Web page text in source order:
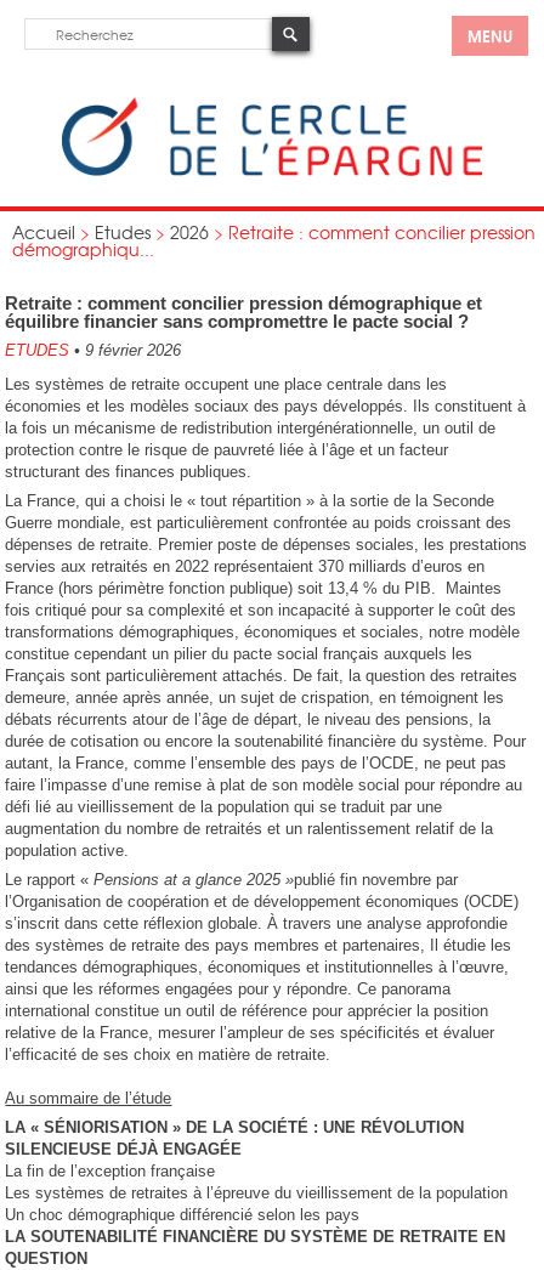
MENU
Accueil > Etudes > 2026 > Retraite : comment concilier pression
démographiqu...
Retraite : comment concilier pression démographique et
équilibre financier sans compromettre le pacte social ?
ETUDES • 9 février 2026
Les systèmes de retraite occupent une place centrale dans les
économies et les modèles sociaux des pays développés. Ils constituent à
la fois un mécanisme de redistribution intergénérationnelle, un outil de
protection contre le risque de pauvreté liée à l’âge et un facteur
structurant des finances publiques.
La France, qui a choisi le « tout répartition » à la sortie de la Seconde
Guerre mondiale, est particulièrement confrontée au poids croissant des
dépenses de retraite. Premier poste de dépenses sociales, les prestations
servies aux retraités en 2022 représentaient 370 milliards d’euros en
France (hors périmètre fonction publique) soit 13,4 % du PIB. Maintes
fois critiqué pour sa complexité et son incapacité à supporter le coût des
transformations démographiques, économiques et sociales, notre modèle
constitue cependant un pilier du pacte social français auxquels les
Français sont particulièrement attachés. De fait, la question des retraites
demeure, année après année, un sujet de crispation, en témoignent les
débats récurrents atour de l’âge de départ, le niveau des pensions, la
durée de cotisation ou encore la soutenabilité financière du système. Pour
autant, la France, comme l’ensemble des pays de l’OCDE, ne peut pas
faire l’impasse d’une remise à plat de son modèle social pour répondre au
défi lié au vieillissement de la population qui se traduit par une
augmentation du nombre de retraités et un ralentissement relatif de la
population active.
Le rapport «Pensions at a glance 2025 »publié fin novembre par
l’Organisation de coopération et de développement économiques (OCDE)
s’inscrit dans cette réflexion globale. À travers une analyse approfondie
des systèmes de retraite des pays membres et partenaires, Il étudie les
tendances démographiques, économiques et institutionnelles à l’œuvre,
ainsi que les réformes engagées pour y répondre. Ce panorama
international constitue un outil de référence pour apprécier la position
relative de la France, mesurer l’ampleur de ses spécificités et évaluer
l’efficacité de ses choix en matière de retraite.
Au sommaire de l’étude
LA « SÉNIORISATION » DE LA SOCIÉTÉ : UNE RÉVOLUTION
SILENCIEUSE DÉJÀ ENGAGÉE
La fin de l’exception française
Les systèmes de retraites à l’épreuve du vieillissement de la population
Un choc démographique différencié selon les pays
LA SOUTENABILITÉ FINANCIÈRE DU SYSTÈME DE RETRAITE EN
QUESTION